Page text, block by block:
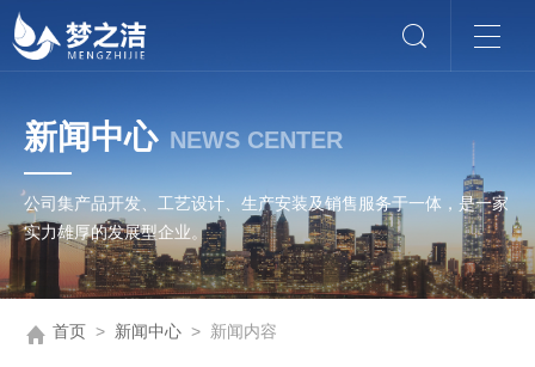
新闻中心 NEWS CENTER
公司集产品开发、工艺设计、生产安装及销售服务于一体，是一家
实力雄厚的发展型企业。
首页 > 新闻中心 > 新闻内容